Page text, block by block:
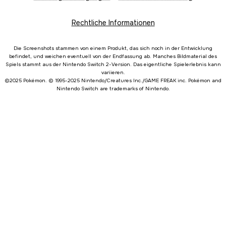
Rechtliche Informationen
Die Screenshots stammen von einem Produkt, das sich noch in der Entwicklung
befindet, und weichen eventuell von der Endfassung ab. Manches Bildmaterial des
Spiels stammt aus der Nintendo Switch 2-Version. Das eigentliche Spielerlebnis kann
variieren.
©2025 Pokémon. © 1995-2025 Nintendo/Creatures Inc./GAME FREAK inc. Pokémon and
Nintendo Switch are trademarks of Nintendo.